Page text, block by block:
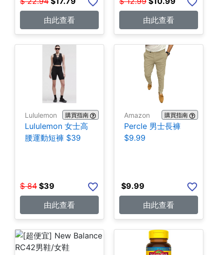
由此查看
由此查看
Lululemon 購買指南
Lululemon 女士高
腰運動短褲 $39
$ 84 $39
由此查看
Amazon 購買指南
Percle 男士長褲
$9.99
$9.99
由此查看